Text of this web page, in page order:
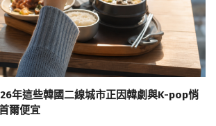
年這些韓國二線城市正因韓劇與K-pop悄
爾便宜